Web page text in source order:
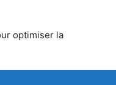
optimiser la